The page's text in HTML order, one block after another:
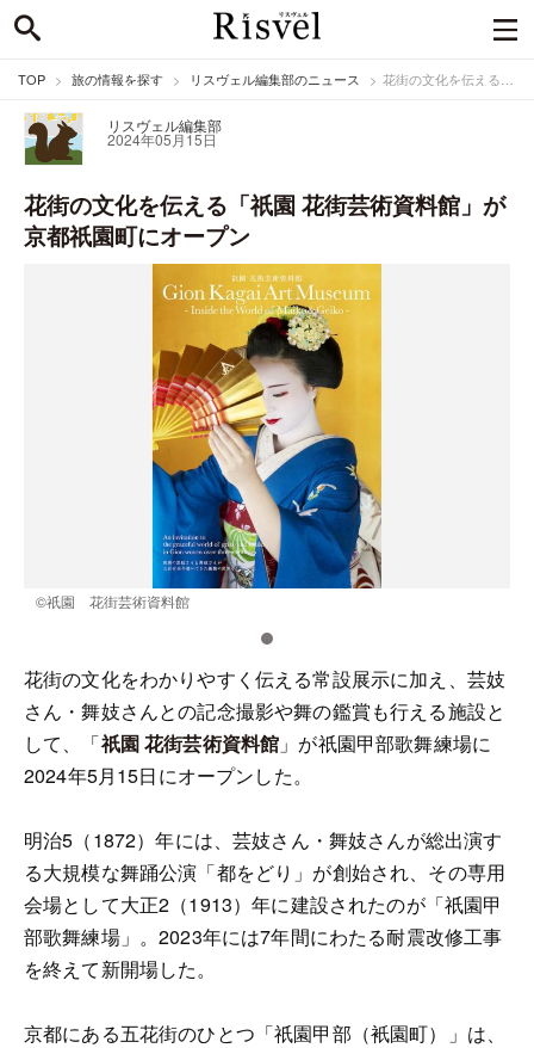
TOP 旅の情報を探す リスヴェル編集部のニュース 花街の文化を伝える「祇園 花街芸術資料館」が京都祇園町にオープン
リスヴェル編集部
2024年05月15日
花街の文化を伝える「祇園 花街芸術資料館」が
京都祇園町にオープン
©️祇園 花街芸術資料館
花街の文化をわかりやすく伝える常設展示に加え、芸妓
さん・舞妓さんとの記念撮影や舞の鑑賞も行える施設と
して、「祇園 花街芸術資料館 」が祇園甲部歌舞練場に
2024年5月15日にオープンした。
明治5（1872）年には、芸妓さん・舞妓さんが総出演す
る大規模な舞踊公演「都をどり」が創始され、その専用
会場として大正2（1913）年に建設されたのが「祇園甲
部歌舞練場」。2023年には7年間にわたる耐震改修工事
を終えて新開場した。
京都にある五花街のひとつ「祇園甲部（衹園町）」は、